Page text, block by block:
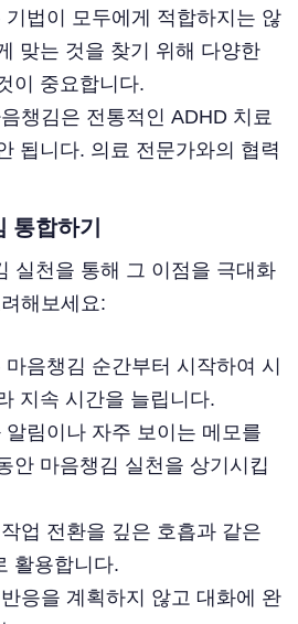
기법이 모두에게 적합하지는 않
맞는 것을 찾기 위해 다양한
이 중요합니다.
챙김은 전통적인 ADHD 치료
됩니다. 의료 전문가와의 협력
통합하기
실천을 통해 그 이점을 극대화
해보세요:
마음챙김 순간부터 시작하여 시
지속 시간을 늘립니다.
알림이나 자주 보이는 메모를
안 마음챙김 실천을 상기시킵
작업 전환을 깊은 호흡과 같은
활용합니다.
반응을 계획하지 않고 대화에 완